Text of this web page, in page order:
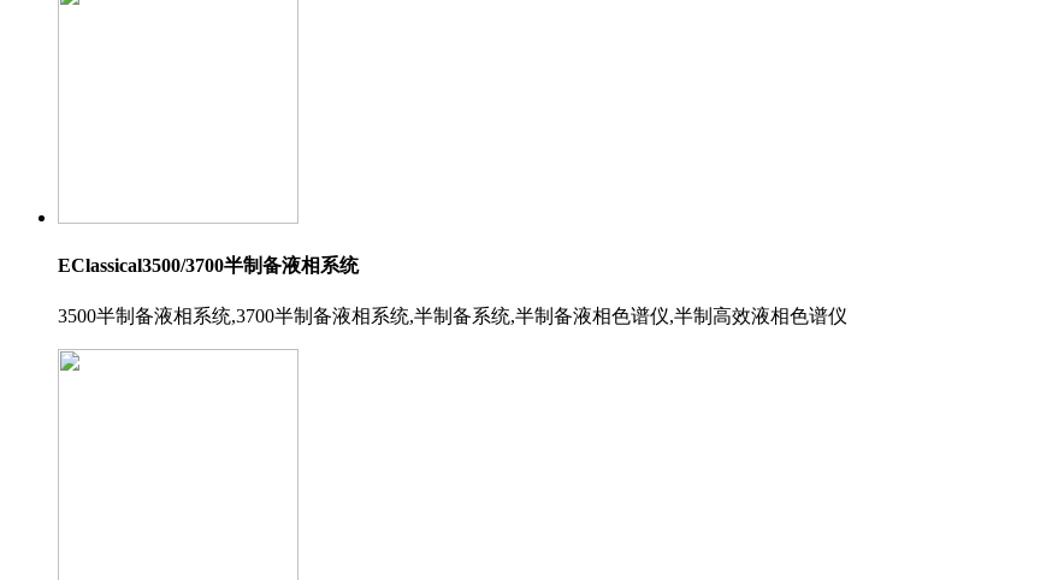
EClassical3500/3700半制备液相系统
3500半制备液相系统,3700半制备液相系统,半制备系统,半制备液相色谱仪,半制高效液相色谱仪